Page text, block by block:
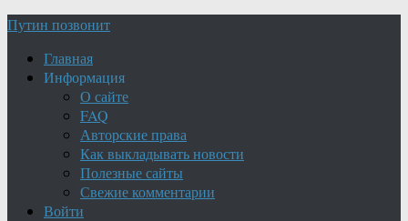
Путин позвонит
Главная
Информация
О сайте
FAQ
Авторские права
Как выкладывать новости
Полезные сайты
Свежие комментарии
Войти